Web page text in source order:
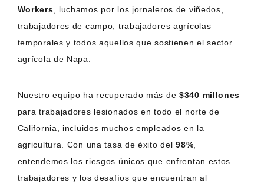
Workers , luchamos por los jornaleros de viñedos,
trabajadores de campo, trabajadores agrícolas
temporales y todos aquellos que sostienen el sector
agrícola de Napa.
Nuestro equipo ha recuperado más de$340 millones
para trabajadores lesionados en todo el norte de
California, incluidos muchos empleados en la
agricultura. Con una tasa de éxito del98%
entendemos los riesgos únicos que enfrentan estos
trabajadores y los desafíos que encuentran al